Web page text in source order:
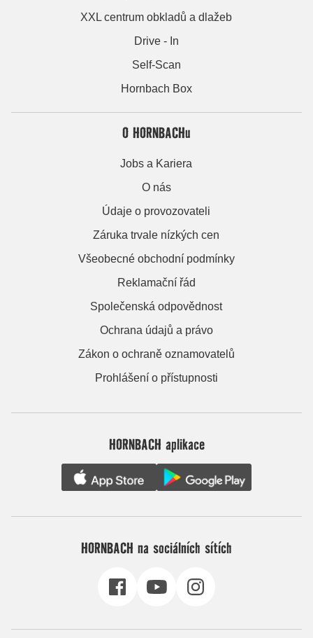
XXL centrum obkladů a dlažeb
Drive - In
Self-Scan
Hornbach Box
O HORNBACHu
Jobs a Kariera
O nás
Údaje o provozovateli
Záruka trvale nízkých cen
Všeobecné obchodní podmínky
Reklamační řád
Společenská odpovědnost
Ochrana údajů a právo
Zákon o ochraně oznamovatelů
Prohlášení o přístupnosti
HORNBACH aplikace
HORNBACH na sociálních sítích